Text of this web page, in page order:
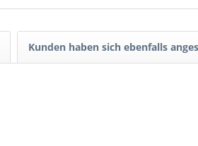
Kunden haben sich ebenfalls